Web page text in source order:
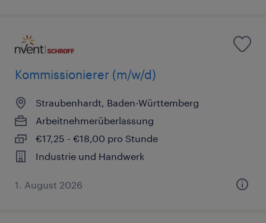
Kommissionierer (m/w/d)
Straubenhardt, Baden-Württemberg
Arbeitnehmerüberlassung
€17,25 - €18,00 pro Stunde
Industrie und Handwerk
1. August 2026